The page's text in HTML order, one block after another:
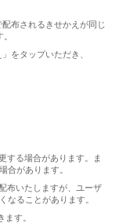
布されるきせかえが同じ
をタップいただき、
する場合があります。ま
合があります。
布いたしますが、ユーザ
なることがあります。
す。